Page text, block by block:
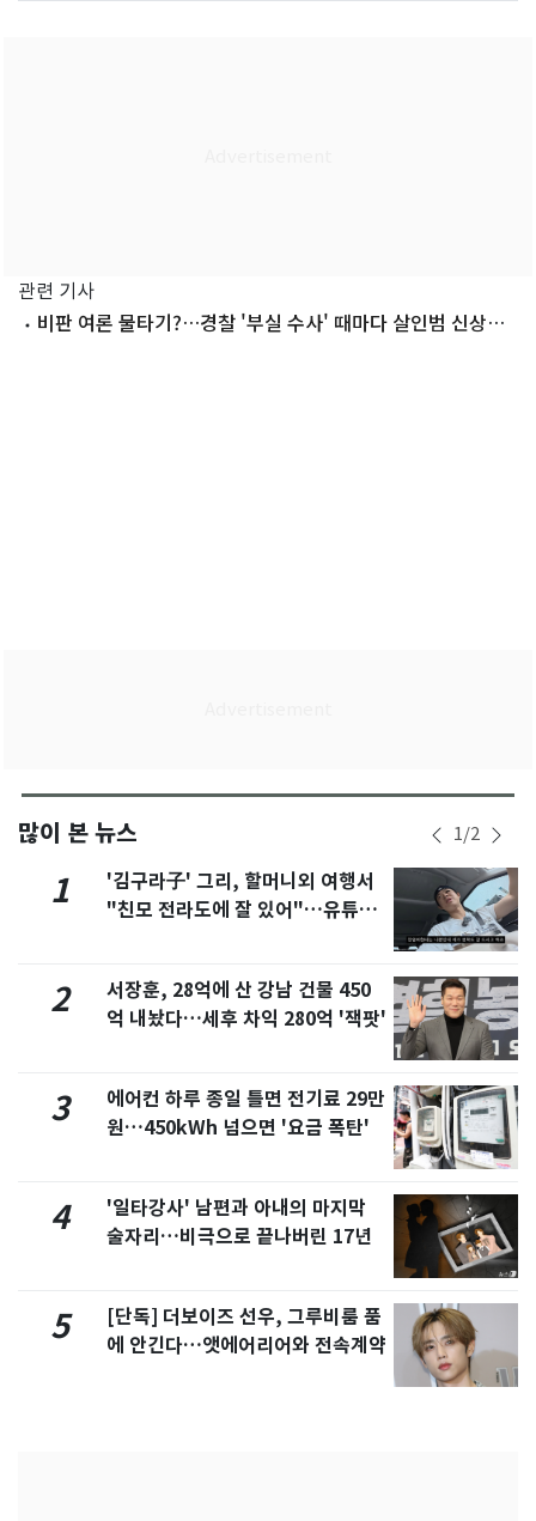
관련 기사
비판 여론 물타기?…경찰 '부실 수사' 때마다 살인범 신상공
많이 본 뉴스 1/2
1
'김구라子' 그리, 할머니외 여행서
"친모 전라도에 잘 있어"…유튜브
2
서장훈, 28억에 산 강남 건물 450
억 내놨다…세후 차익 280억 '잭팟'
3
에어컨 하루 종일 틀면 전기료 29만
원…450kWh 넘으면 '요금 폭탄'
4
'일타강사' 남편과 아내의 마지막
술자리…비극으로 끝나버린 17년
5
[단독] 더보이즈 선우, 그루비룸 품
에 안긴다…앳에어리어와 전속계약